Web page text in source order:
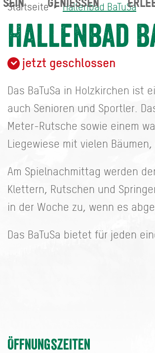
Startseite Hallenbad BaTuSa
Hallenbad
jetzt geschlossen
Das BaTuSa in Holzkirchen ist
auch Senioren und Sportler.
Meter-Rutsche sowie einem
Liegewiese mit vielen
Am Spielnachmittag werden
Klettern, Rutschen und
in der Woche zu, wenn es
Das BaTuSa bietet für jeden
Öffnungszeiten
Hallenbad BaTuSa
GENIESSEN